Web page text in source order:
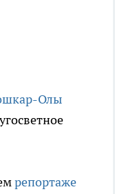
Олы
репортаже